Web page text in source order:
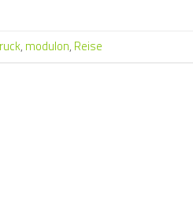
, modulon, Reise